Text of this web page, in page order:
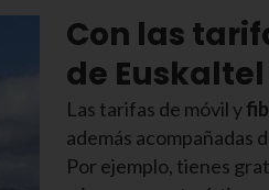
Con las
de
Las tarifas de móvil y
además acompañadas
Por ejemplo, tienes